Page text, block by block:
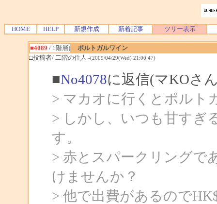
HOME HELP 新規作成 新着記事 ツリー表示
■4089 / 1階層)
ポルトガルワイン
□投稿者/ 二階の住人 -(2009/04/29(Wed) 21:00:47)
■No4078に返信(マKOさ
> マカオに行くとポルト
> しかし、いつも甘すぎ
す。
> 赤とスパークリングで
けませんか？
> 他で出費があるので